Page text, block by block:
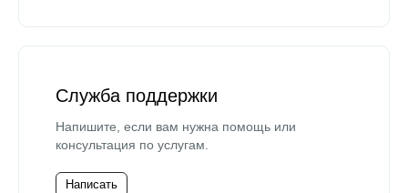
Служба поддержки
Напишите, если вам нужна помощь или
консультация по услугам.
Написать